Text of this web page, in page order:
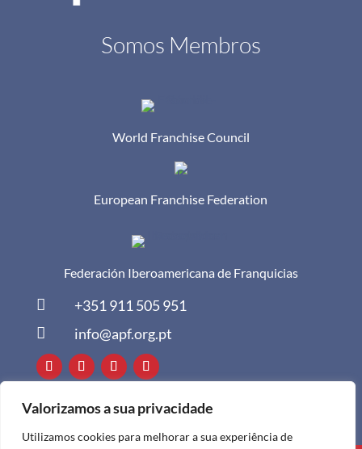
Valorizamos a sua privacidade
Utilizamos cookies para melhorar a sua experiência de
Somos Membros
World Franchise Council
European Franchise Federation
Federación Iberoamericana de Franquicias
 +351 911 505 951
 info@apf.org.pt